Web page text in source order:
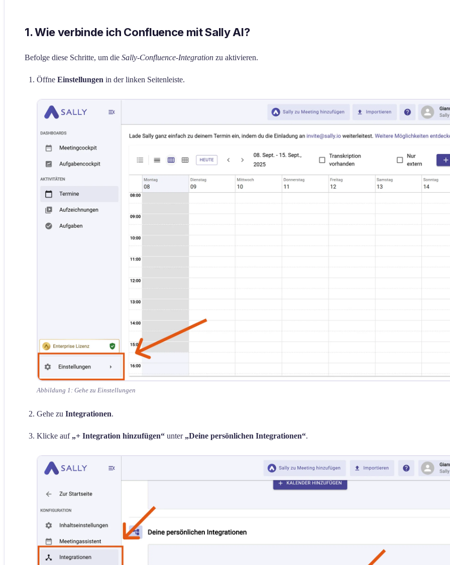
1. Wie verbinde ich Confluence mit Sally AI?
Befolge diese Schritte, um die Sally-Confluence-Integration zu aktivieren.
Öffne Einstellungen in der linken Seitenleiste.
Abbildung 1: Gehe zu Einstellungen
Gehe zu Integrationen.
Klicke auf „+ Integration hinzufügen“ unter „Deine persönlichen Integrationen“.